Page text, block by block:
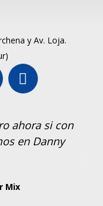
y Av. Loja.
ahora si con
en Danny
Mix